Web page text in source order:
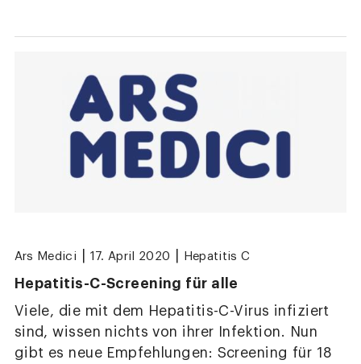
Ars Medici 17. April 2020 Hepatitis C
Hepatitis-C-Screening für alle
Viele, die mit dem Hepatitis-C-Virus infiziert
sind, wissen nichts von ihrer Infektion. Nun
gibt es neue Empfehlungen: Screening für 18